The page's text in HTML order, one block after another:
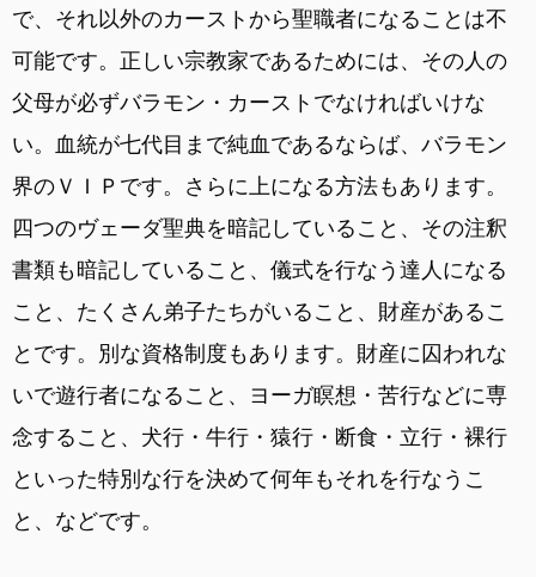
で、それ以外のカーストから聖職者になることは不
可能です。正しい宗教家であるためには、その人の
父母が必ずバラモン・カーストでなければいけな
い。血統が七代目まで純血であるならば、バラモン
界のＶＩＰです。さらに上になる方法もあります。
四つのヴェーダ聖典を暗記していること、その注釈
書類も暗記していること、儀式を行なう達人になる
こと、たくさん弟子たちがいること、財産があるこ
とです。別な資格制度もあります。財産に囚われな
いで遊行者になること、ヨーガ瞑想・苦行などに専
念すること、犬行・牛行・猿行・断食・立行・裸行
といった特別な行を決めて何年もそれを行なうこ
と、などです。